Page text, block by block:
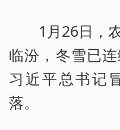
1月26日，
临汾，冬雪已
习近平总书记
落。